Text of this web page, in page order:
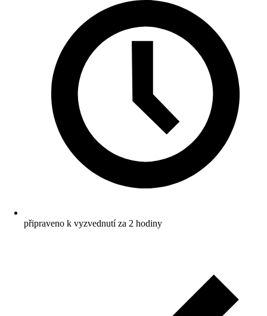
připraveno k vyzvednutí za 2 hodiny